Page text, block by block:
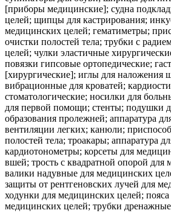
[приборы медицинские]; судна
целей; щипцы для кастрирования;
медицинских целей; гематиметры;
очистки полостей тела; трубки с
целей; чулки эластичные
повязки гипсовые ортопедические;
[хирургические]; иглы для наложения
вибрационные для кроватей;
стоматологические; носилки для
для первой помощи; стенты; подушки
образования пролежней; аппаратура
вентиляции легких; канюли;
полостей тела; троакары; аппаратура
кардиотонометры; корсеты для
вшей; трость с квадратной опорой для
валики надувные для медицинских
защиты от рентгеновских лучей для
ходунки для медицинских целей; пояса
медицинских целей; трубки